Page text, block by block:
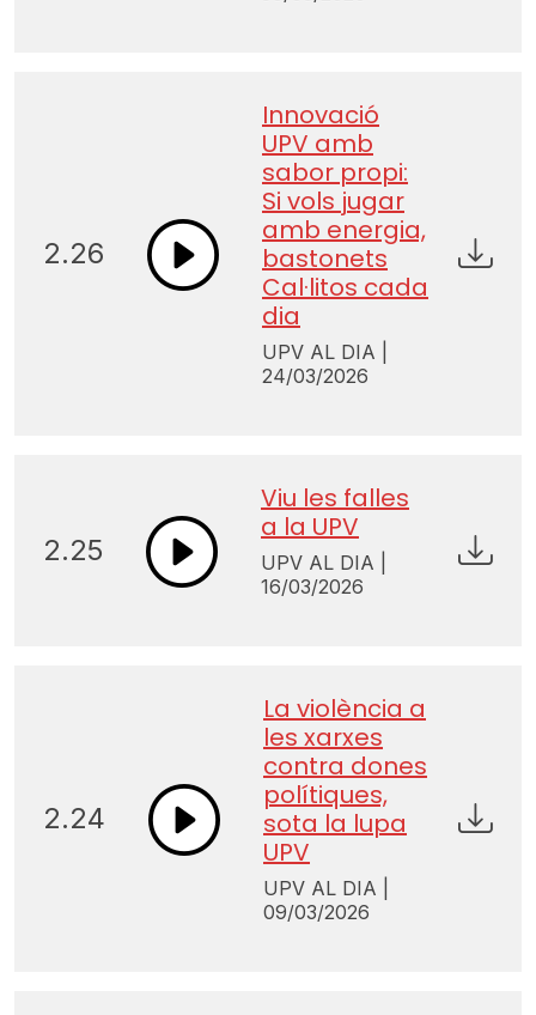
2.26
Innovació
UPV amb
sabor propi:
Si vols jugar
amb energia,
bastonets
Cal·litos cada
dia
UPV AL DIA |
24/03/2026
2.25
Viu les falles
a la UPV
UPV AL DIA |
16/03/2026
2.24
La violència a
les xarxes
contra dones
polítiques,
sota la lupa
UPV
UPV AL DIA |
09/03/2026